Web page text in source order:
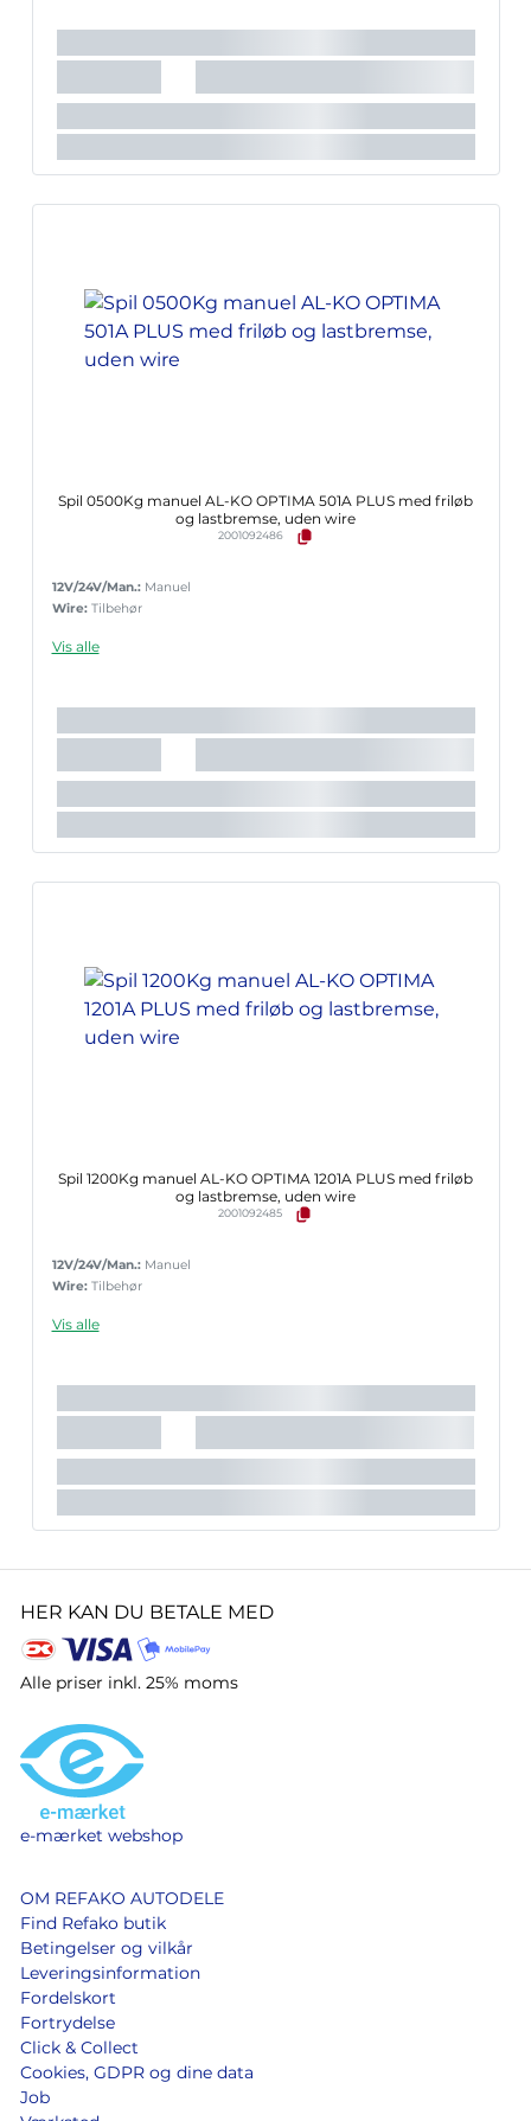
Spil 0500Kg manuel AL-KO OPTIMA 501A PLUS med friløb
og lastbremse, uden wire
2001092486
12V/24V/Man.: Manuel
Wire: Tilbehør
Vis alle
Spil 1200Kg manuel AL-KO OPTIMA 1201A PLUS med friløb
og lastbremse, uden wire
2001092485
12V/24V/Man.: Manuel
Wire: Tilbehør
Vis alle
HER KAN DU BETALE MED
Alle priser inkl. 25% moms
e-mærket webshop
OM REFAKO AUTODELE
Find Refako butik
Betingelser og vilkår
Leveringsinformation
Fordelskort
Fortrydelse
Click & Collect
Cookies, GDPR og dine data
Job